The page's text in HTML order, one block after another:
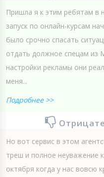
Пришла я к этим ребятам в
запуск по онлайн-курсам
было срочно спасать
отдать должное спецам из
настройки рекламы они
меня...
Подробнее >>
Но вот сервис в этом
треш и полное неуважение
октября когда у нас вовсю